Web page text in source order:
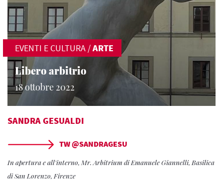
EVENTI E CULTURA /ARTE
Libero arbitrio
18 ottobre 2022
SANDRA GESUALDI
TW @SANDRAGESU
In apertura e all'interno, Mr. Arbitrium di Emanuele Giannelli, Basilica
di San Lorenzo, Firenze